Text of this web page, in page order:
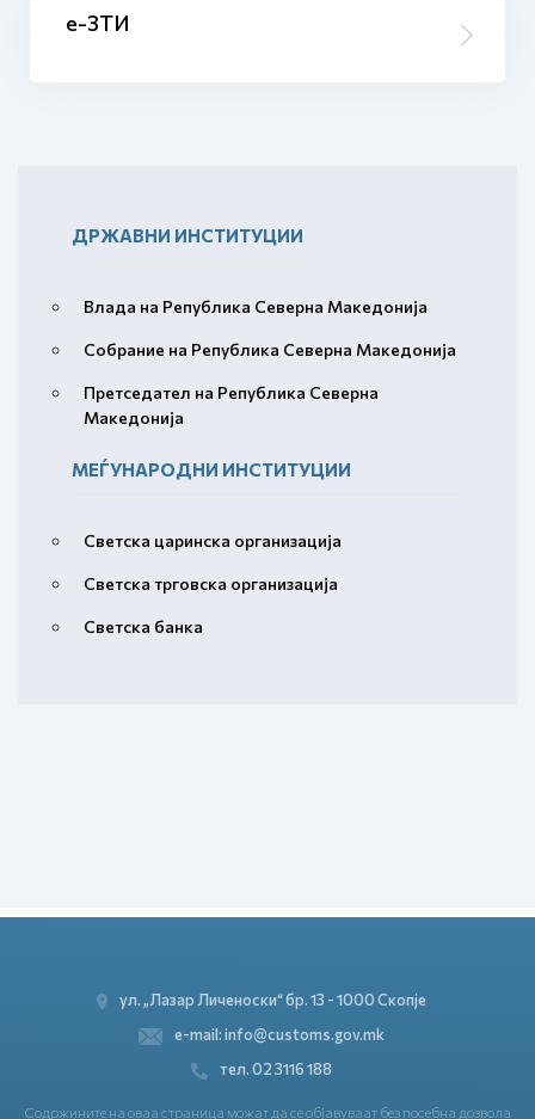
е-ЗТИ
ДРЖАВНИ ИНСТИТУЦИИ
Влада на Република Северна Македонија
Собрание на Република Северна Македонија
Претседател на Република Северна
Македонија
МЕЃУНАРОДНИ ИНСТИТУЦИИ
Светска царинска организација
Светска трговска организација
Светска банка
ул. „Лазар Личеноски“ бр. 13 - 1000 Скопје
e-mail: info@customs.gov.mk
тел. 02 3116 188
Содржините на оваа страница можат да се објавуваат без посебна дозвола